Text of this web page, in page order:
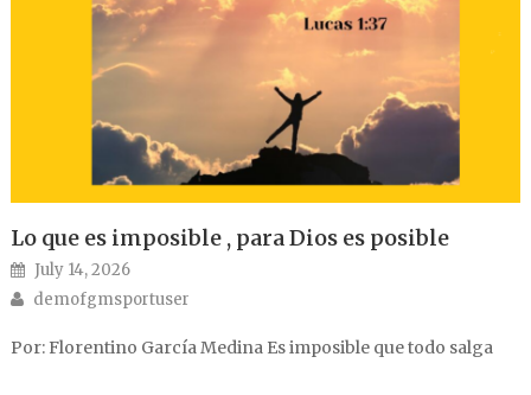
Lo que es imposible , para Dios es posible
Posted on
July 14, 2026
Author
demofgmsportuser
Por: Florentino García Medina Es imposible que todo salga